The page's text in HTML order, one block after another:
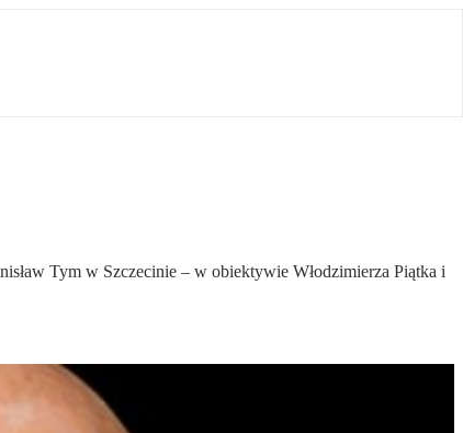
Tym w Szczecinie – w obiektywie Włodzimierza Piątka i